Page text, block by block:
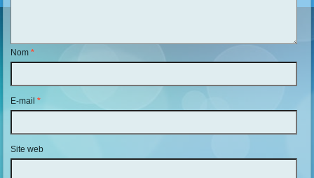
Nom*
E-mail*
Site web